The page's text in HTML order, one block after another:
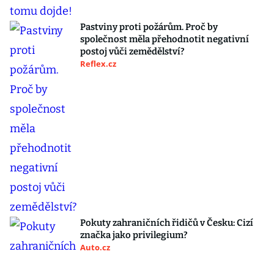
Pastviny proti požárům. Proč by
společnost měla přehodnotit negativní
postoj vůči zemědělství?
Reflex.cz
Pokuty zahraničních řidičů v Česku: Cizí
značka jako privilegium?
Auto.cz